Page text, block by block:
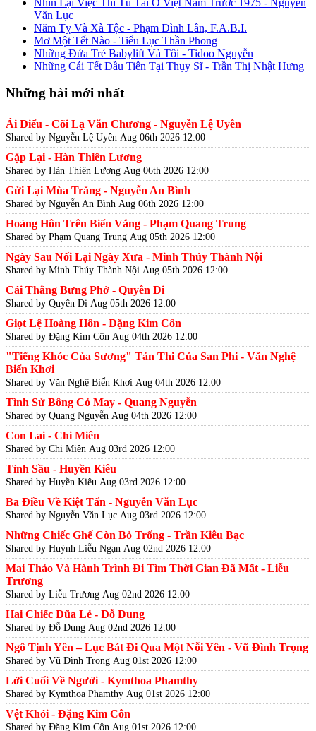
Văn Lục
Năm Tỵ Và Xà Tộc - Phạm Đình Lân, F.A.B.I.
Mơ Một Tết Nào - Tiểu Lục Thần Phong
Những Đứa Trẻ Babylift Và Tôi - Tidoo Nguyễn
Những Cái Tết Đầu Tiên Tại Thụy Sĩ - Trần Thị Nhật Hưng
Những bài mới nhất
Ái Điểu - Cõi Lạ Văn Chương - Nguyễn Lệ Uyên
Shared by Nguyễn Lệ Uyên Aug 06th 2026 12:00
Gặp Lại - Hàn Thiên Lương
Shared by Hàn Thiên Lương Aug 06th 2026 12:00
Gửi Lại Mùa Trăng - Nguyễn An Bình
Shared by Nguyễn An Bình Aug 06th 2026 12:00
Hoàng Hôn Trên Biển Vắng - Phạm Quang Trung
Shared by Phạm Quang Trung Aug 05th 2026 12:00
Ngày Sau Nối Lại Ngày Xưa - Minh Thúy Thành Nội
Shared by Minh Thúy Thành Nội Aug 05th 2026 12:00
Cái Thằng Bưng Phở - Quyên Di
Shared by Quyên Di Aug 05th 2026 12:00
Giọt Lệ Hoàng Hôn - Đặng Kim Côn
Shared by Đặng Kim Côn Aug 04th 2026 12:00
"Tiếng Khóc Của Sương" Tản Thi Của San Phi - Văn Nghệ
Biển Khơi
Shared by Văn Nghệ Biển Khơi Aug 04th 2026 12:00
Tình Sử Bông Cỏ May - Quang Nguyễn
Shared by Quang Nguyễn Aug 04th 2026 12:00
Con Lai - Chi Miên
Shared by Chi Miên Aug 03rd 2026 12:00
Tình Sầu - Huyền Kiêu
Shared by Huyền Kiêu Aug 03rd 2026 12:00
Ba Điều Về Kiệt Tấn - Nguyễn Văn Lục
Shared by Nguyễn Văn Lục Aug 03rd 2026 12:00
Những Chiếc Ghế Còn Bỏ Trống - Trần Kiêu Bạc
Shared by Huỳnh Liễu Ngạn Aug 02nd 2026 12:00
Mai Thảo Và Hành Trình Đi Tìm Thời Gian Đã Mất - Liễu
Trương
Shared by Liễu Trương Aug 02nd 2026 12:00
Hai Chiếc Đũa Lẻ - Đỗ Dung
Shared by Đỗ Dung Aug 02nd 2026 12:00
Ngô Tịnh Yên – Lục Bát Đi Qua Một Nỗi Yên - Vũ Đình Trọng
Shared by Vũ Đình Trọng Aug 01st 2026 12:00
Lời Cuối Về Người - Kymthoa Phamthy
Shared by Kymthoa Phamthy Aug 01st 2026 12:00
Vệt Khói - Đặng Kim Côn
Shared by Đặng Kim Côn Aug 01st 2026 12:00